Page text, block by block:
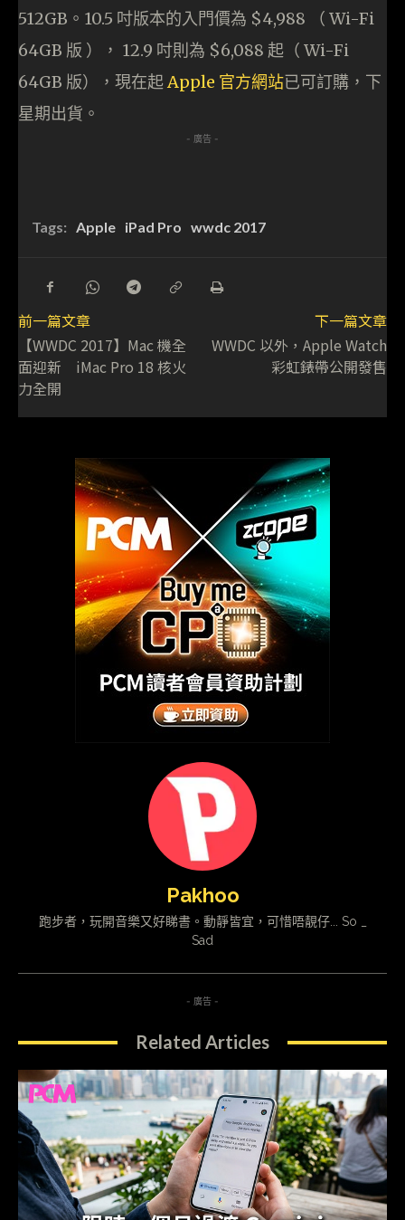
512GB。10.5 吋版本的入門價為 $4,988 （ Wi-Fi
64GB 版 ）， 12.9 吋則為 $6,088 起（ Wi-Fi
64GB 版），現在起Apple 官方網站已可訂購，下
星期出貨。
- 廣告 -
Tags: Apple iPad Pro wwdc 2017
前一篇文章
【WWDC 2017】Mac 機全
面迎新 iMac Pro 18 核火
力全開
下一篇文章
WWDC 以外，Apple Watch
彩虹錶帶公開發售
Pakhoo
跑步者，玩開音樂又好睇書。動靜皆宜，可惜唔靚仔... So _
Sad
- 廣告 -
Related Articles